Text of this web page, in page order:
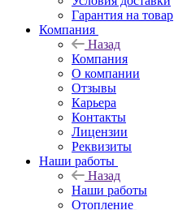
Гарантия на товар
Компания
Назад
Компания
О компании
Отзывы
Карьера
Контакты
Лицензии
Реквизиты
Наши работы
Назад
Наши работы
Отопление